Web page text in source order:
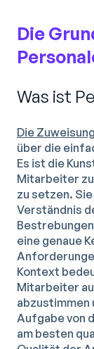
Die
Was ist
Die
über die
Es ist die
Mitarbeiter
zu setzen.
Verständnis
eine genaue
Kontext
Mitarbeiter
abzustimmen
Aufgabe von
am besten